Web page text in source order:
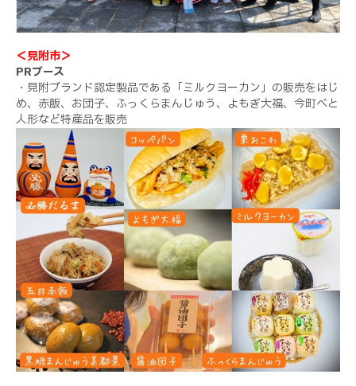
＜見附市＞
PRブース
・見附ブランド認定製品である「ミルクヨーカン」の販売をはじ
め、赤飯、お団子、ふっくらまんじゅう、よもぎ大福、今町べと
人形など特産品を販売